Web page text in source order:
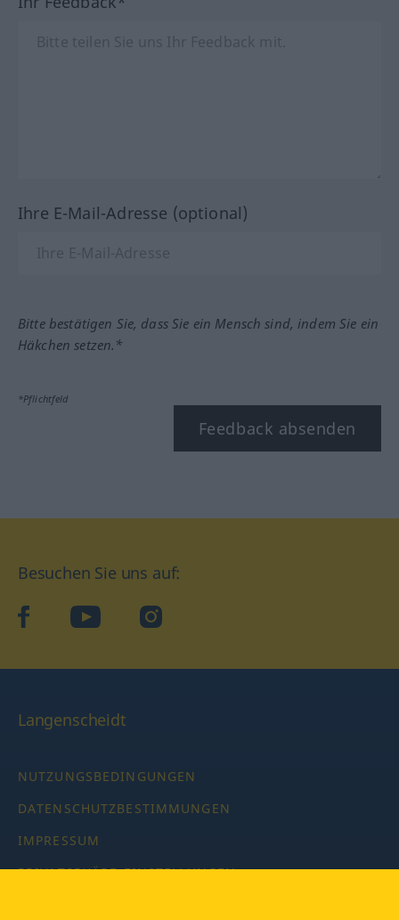
Ihre E-Mail-Adresse (optional)
Bitte bestätigen Sie, dass Sie ein Mensch sind, indem Sie ein
Häkchen setzen.*
*Pflichtfeld
Feedback absenden
Besuchen Sie uns auf:
facebookYouTube Instagram
Langenscheidt
NUTZUNGSBEDINGUNGEN
DATENSCHUTZBESTIMMUNGEN
IMPRESSUM
PRIVATSPHÄRE-EINSTELLUNGEN